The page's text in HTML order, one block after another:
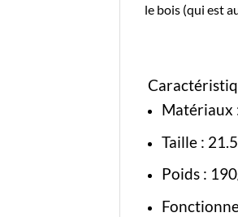
le bois (qui est
Matériaux
Taille : 21.5
Poids :